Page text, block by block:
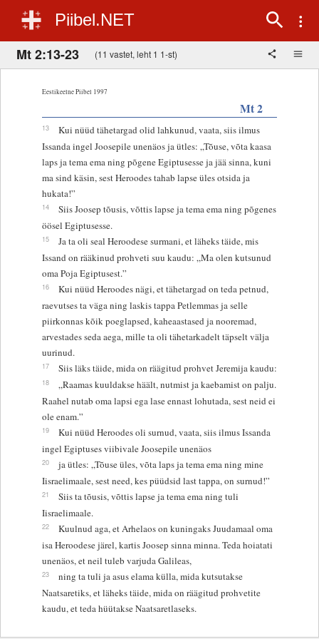
Piibel.NET
Mt 2:13-23 (11 vastet, leht 1 1-st)
Eestikeelne Piibel 1997
Mt 2
13
Kui nüüd tähetargad olid lahkunud, vaata, siis ilmus
Issanda ingel Joosepile unenäos ja ütles: „Tõuse, võta kaasa
laps ja tema ema ning põgene Egiptusesse ja jää sinna, kuni
ma sind käsin, sest Heroodes tahab lapse üles otsida ja
hukata!”
14
Siis Joosep tõusis, võttis lapse ja tema ema ning põgenes
öösel Egiptusesse.
15
Ja ta oli seal Heroodese surmani, et läheks täide, mis
Issand on rääkinud prohveti suu kaudu: „Ma olen kutsunud
oma Poja Egiptusest.”
16
Kui nüüd Heroodes nägi, et tähetargad on teda petnud,
raevutses ta väga ning laskis tappa Petlemmas ja selle
piirkonnas kõik poeglapsed, kaheaastased ja nooremad,
arvestades seda aega, mille ta oli tähetarkadelt täpselt välja
uurinud.
17 Siis läks täide, mida on räägitud prohvet Jeremija kaudu:
18
„Raamas kuuldakse häält, nutmist ja kaebamist on palju.
Raahel nutab oma lapsi ega lase ennast lohutada, sest neid ei
ole enam.”
19
Kui nüüd Heroodes oli surnud, vaata, siis ilmus Issanda
ingel Egiptuses viibivale Joosepile unenäos
20
ja ütles: „Tõuse üles, võta laps ja tema ema ning mine
Iisraelimaale, sest need, kes püüdsid last tappa, on surnud!”
21
Siis ta tõusis, võttis lapse ja tema ema ning tuli
Iisraelimaale.
22
Kuulnud aga, et Arhelaos on kuningaks Juudamaal oma
isa Heroodese järel, kartis Joosep sinna minna. Teda hoiatati
unenäos, et neil tuleb varjuda Galileas,
23
ning ta tuli ja asus elama külla, mida kutsutakse
Naatsaretiks, et läheks täide, mida on räägitud prohvetite
kaudu, et teda hüütakse Naatsaretlaseks.